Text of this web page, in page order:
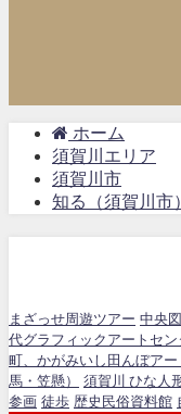
ホーム
須賀川エリア
須賀川市
知る（須賀川市）
まざっせ周遊ツアー 中央
代グラフィックアートセン
町、かがみいし田んぼアー
馬・笠懸）
須賀川 ひな人
参画 徒歩 歴史民俗資料館